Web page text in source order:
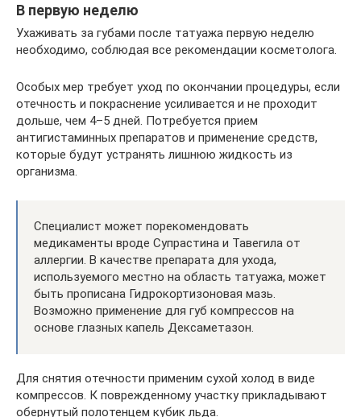
В первую неделю
Ухаживать за губами после татуажа первую неделю
необходимо, соблюдая все рекомендации косметолога.
Особых мер требует уход по окончании процедуры, если
отечность и покраснение усиливается и не проходит
дольше, чем 4–5 дней. Потребуется прием
антигистаминных препаратов и применение средств,
которые будут устранять лишнюю жидкость из
организма.
Специалист может порекомендовать
медикаменты вроде Супрастина и Тавегила от
аллергии. В качестве препарата для ухода,
используемого местно на область татуажа, может
быть прописана Гидрокортизоновая мазь.
Возможно применение для губ компрессов на
основе глазных капель Дексаметазон.
Для снятия отечности применим сухой холод в виде
компрессов. К поврежденному участку прикладывают
обернутый полотенцем кубик льда.